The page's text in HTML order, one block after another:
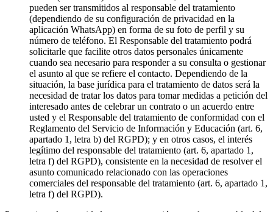
pueden ser transmitidos al responsable del tratamiento
(dependiendo de su configuración de privacidad en la
aplicación WhatsApp) en forma de su foto de perfil y su
número de teléfono. El Responsable del tratamiento podrá
solicitarle que facilite otros datos personales únicamente
cuando sea necesario para responder a su consulta o gestionar
el asunto al que se refiere el contacto. Dependiendo de la
situación, la base jurídica para el tratamiento de datos será la
necesidad de tratar los datos para tomar medidas a petición del
interesado antes de celebrar un contrato o un acuerdo entre
usted y el Responsable del tratamiento de conformidad con el
Reglamento del Servicio de Información y Educación (art. 6,
apartado 1, letra b) del RGPD); y en otros casos, el interés
legítimo del responsable del tratamiento (art. 6, apartado 1,
letra f) del RGPD), consistente en la necesidad de resolver el
asunto comunicado relacionado con las operaciones
comerciales del responsable del tratamiento (art. 6, apartado 1,
letra f) del RGPD).